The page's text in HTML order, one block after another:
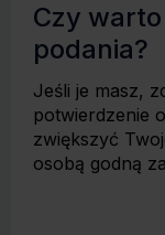
Czy
podania?
Jeśli je masz,
potwierdzenie
zwiększyć
osobą godną